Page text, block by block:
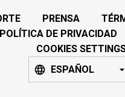
PRENSA
POLÍTICA DE PRIVACIDAD
COOKIES
ESPAÑOL